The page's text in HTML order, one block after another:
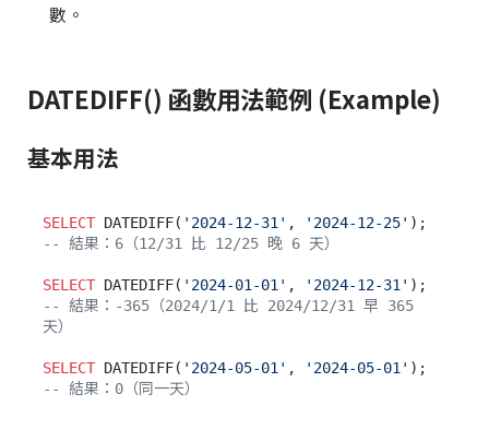
數。
DATEDIFF() 函數用法範例 (Example)
基本用法
SELECT DATEDIFF( '2024-12-31' , '2024-12-25'
-- 結果：6（12/31 比 12/25 晚 6 天）
SELECT DATEDIFF( '2024-01-01' , '2024-12-31'
-- 結果：-365（2024/1/1 比 2024/12/31 早 365
天）
SELECT DATEDIFF( '2024-05-01' , '2024-05-01'
-- 結果：0（同一天）